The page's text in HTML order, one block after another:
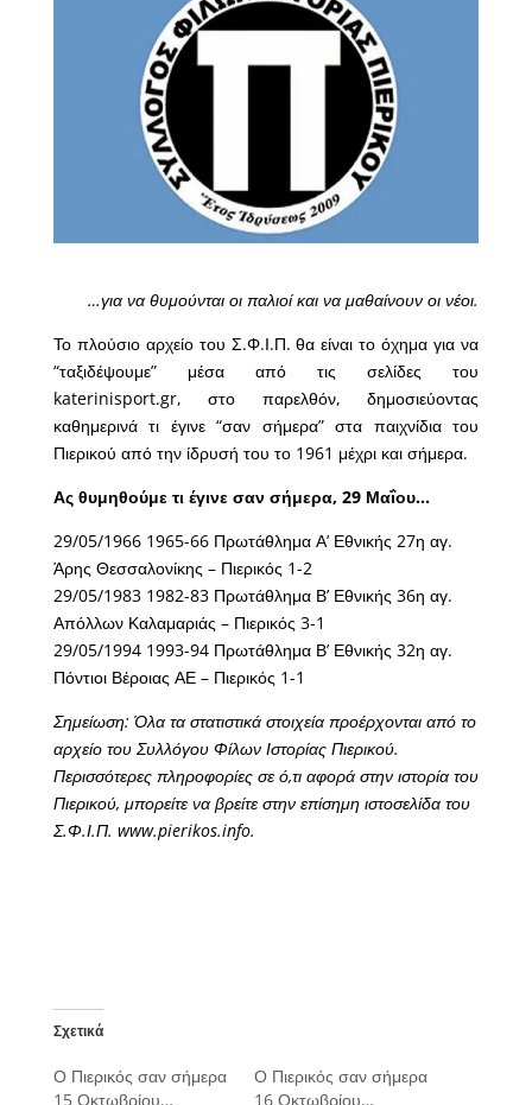
…για να θυμούνται οι παλιοί και να μαθαίνουν οι νέοι.
Το πλούσιο αρχείο του Σ.Φ.Ι.Π. θα είναι το όχημα για να
“ταξιδέψουμε” μέσα από τις σελίδες του
katerinisport.gr, στο παρελθόν, δημοσιεύοντας
καθημερινά τι έγινε “σαν σήμερα” στα παιχνίδια του
Πιερικού από την ίδρυσή του το 1961 μέχρι και σήμερα.
Ας θυμηθούμε τι έγινε σαν σήμερα, 29 Μαΐου…
29/05/1966 1965-66 Πρωτάθλημα Α’ Εθνικής 27η αγ.
Άρης Θεσσαλονίκης – Πιερικός 1-2
29/05/1983 1982-83 Πρωτάθλημα Β’ Εθνικής 36η αγ.
Απόλλων Καλαμαριάς – Πιερικός 3-1
29/05/1994 1993-94 Πρωτάθλημα Β’ Εθνικής 32η αγ.
Πόντιοι Βέροιας ΑΕ – Πιερικός 1-1
Σημείωση: Όλα τα στατιστικά στοιχεία προέρχονται από το
αρχείο του Συλλόγου Φίλων Ιστορίας Πιερικού.
Περισσότερες πληροφορίες σε ό,τι αφορά στην ιστορία του
Πιερικού, μπορείτε να βρείτε στην επίσημη ιστοσελίδα του
Σ.Φ.Ι.Π. www.pierikos.info.
Σχετικά
Ο Πιερικός σαν σήμερα
15 Οκτωβρίου…
Ο Πιερικός σαν σήμερα
16 Οκτωβρίου…